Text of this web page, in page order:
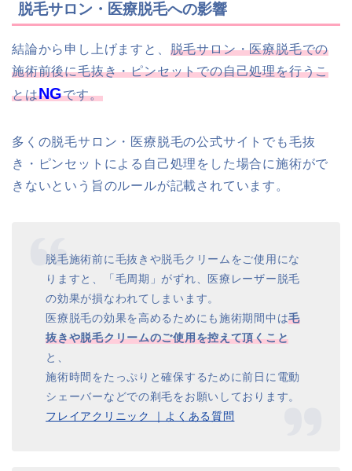
脱毛サロン・医療脱毛への影響
結論から申し上げますと、 脱毛サロン・医療脱毛での
施術前後に毛抜き・ピンセットでの自己処理を行うこ
とはNGです。
多くの脱毛サロン・医療脱毛の公式サイトでも毛抜
き・ピンセットによる自己処理をした場合に施術がで
きないという旨のルールが記載されています。
脱毛施術前に毛抜きや脱毛クリームをご使用にな
りますと、「毛周期」がずれ、医療レーザー脱毛
の効果が損なわれてしまいます。
医療脱毛の効果を高めるためにも施術期間中は毛
抜きや脱毛クリームのご使用を控えて頂くこと
と、
施術時間をたっぷりと確保するために前日に電動
シェーバーなどでの剃毛をお願いしております。
フレイアクリニック ｜よくある質問